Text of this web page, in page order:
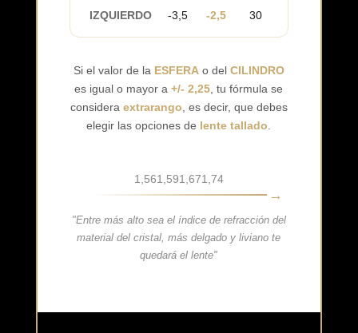
IZQUIERDO -3,5 -2,5 30
Si el valor de la ESFERAo del CILINDRO
es igual o mayor a+/- 2,25 , tu fórmula se
considera extrarango , es decir, que debes
elegir las opciones de lente tallado
1,561,591,671,74
"Entre más alto sea el índice de refracción del
material del cristal, más delgado y liviano te
quedará el lente"